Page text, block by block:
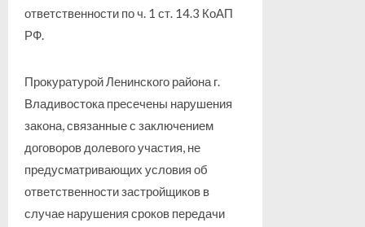
ответственности по ч. 1 ст. 14.3 КоАП
РФ.
Прокуратурой Ленинского района г.
Владивостока пресечены нарушения
закона, связанные с заключением
договоров долевого участия, не
предусматривающих условия об
ответственности застройщиков в
случае нарушения сроков передачи